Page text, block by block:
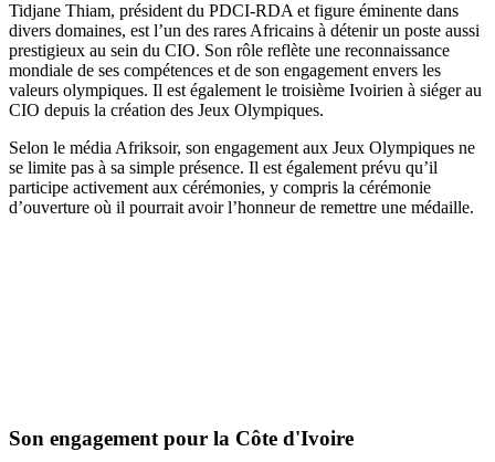
Tidjane Thiam, président du PDCI-RDA et figure éminente dans
divers domaines, est l’un des rares Africains à détenir un poste aussi
prestigieux au sein du CIO. Son rôle reflète une reconnaissance
mondiale de ses compétences et de son engagement envers les
valeurs olympiques. Il est également le troisième Ivoirien à siéger au
CIO depuis la création des Jeux Olympiques.
Selon le média Afriksoir, son engagement aux Jeux Olympiques ne
se limite pas à sa simple présence. Il est également prévu qu’il
participe activement aux cérémonies, y compris la cérémonie
d’ouverture où il pourrait avoir l’honneur de remettre une médaille.
Son engagement pour la Côte d'Ivoire